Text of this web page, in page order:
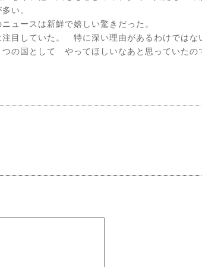
い。
ニュースは新鮮で嬉しい驚きだった。
目していた。 特に深い理由があるわけではな
つの国として やってほしいなあと思っていた